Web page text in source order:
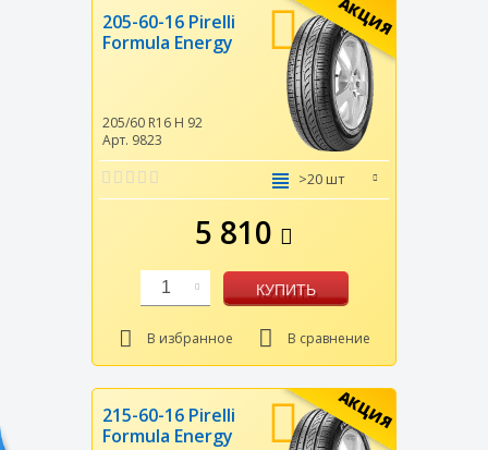
АКЦИЯ
205-60-16 Pirelli
Formula Energy
205/60 R16 H 92
Арт. 9823
>20 шт
5 810
1 КУПИТЬ
В избранное В сравнение
АКЦИЯ
215-60-16 Pirelli
Formula Energy